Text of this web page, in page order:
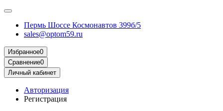
Пермь Шоссе Космонавтов 399б/5
sales@optom59.ru
Избранное0
Сравнение0
Личный кабинет
Авторизация
Регистрация